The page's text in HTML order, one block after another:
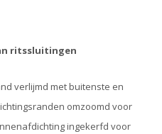
ritssluitingen
verlijmd met buitenste en
omzoomd voor
ingekerfd voor